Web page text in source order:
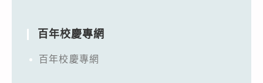
百年校慶專網
百年校慶專網